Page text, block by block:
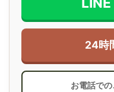
24時
お電話での